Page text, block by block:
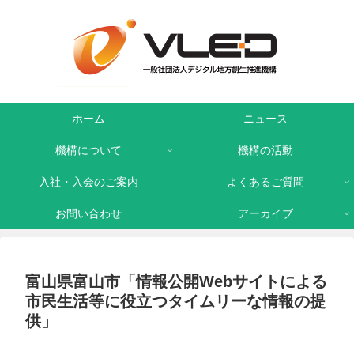
ホーム ニュース
機構について 機構の活動
入社・入会のご案内 よくあるご質問
お問い合わせ アーカイブ
富山県富山市「情報公開Webサイトによる
市民生活等に役立つタイムリーな情報の提
供」